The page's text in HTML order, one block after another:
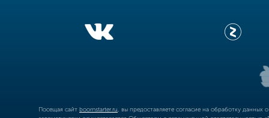
Посещая сайт boomstarter.ru , вы предоставляете согласие на обработку